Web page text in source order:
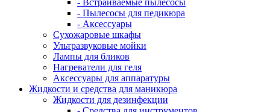
- Встраиваемые пылесосы
- Пылесосы для педикюра
- Аксессуары
Сухожаровые шкафы
Ультразвуковые мойки
Лампы для бликов
Нагреватели для геля
Аксессуары для аппаратуры
Жидкости и средства для маникюра
Жидкости для дезинфекции